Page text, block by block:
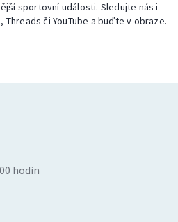
sportovní události. Sledujte nás i
Threads či YouTube a buďte v obraze.
hodin